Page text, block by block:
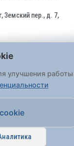
Земский пер., д. 7,
поступившие на
на основании
ФЗ. Обращения
«Госуслуги» (ЕПГУ)
данных
улучшения работы